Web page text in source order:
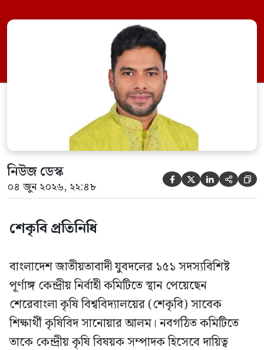
তাকে কেন্দ্রীয় কৃষি বিষয়ক সম্পাদক হিসেবে
দায়িত্ব দেওয়া হয়েছে। বৃহস্পতিবার বিএনপির
সিনিয়র যুগ্ম মহাসচিব রুহুল কবির রিজভী
স্বাক্ষরিত এক বিজ্ঞপ্তিতে নতুন কমিটির
অনুমোদনের বিষয়টি জানানো হয়। কমিটিতে
আব্দুল মোনায়েম মুন্নাকে সভাপতি […]
নিউজ ডেস্ক
০৪ জুন ২০২৬, ২২:৪৮     
শেকৃবি প্রতিনিধি
বাংলাদেশ জাতীয়তাবাদী যুবদলের ১৫১ সদস্যবিশিষ্ট
পূর্ণাঙ্গ কেন্দ্রীয় নির্বাহী কমিটিতে স্থান পেয়েছেন
শেরেবাংলা কৃষি বিশ্ববিদ্যালয়ের (শেকৃবি) সাবেক
শিক্ষার্থী কৃষিবিদ সানোয়ার আলম। নবগঠিত কমিটিতে
তাকে কেন্দ্রীয় কৃষি বিষয়ক সম্পাদক হিসেবে দায়িত্ব